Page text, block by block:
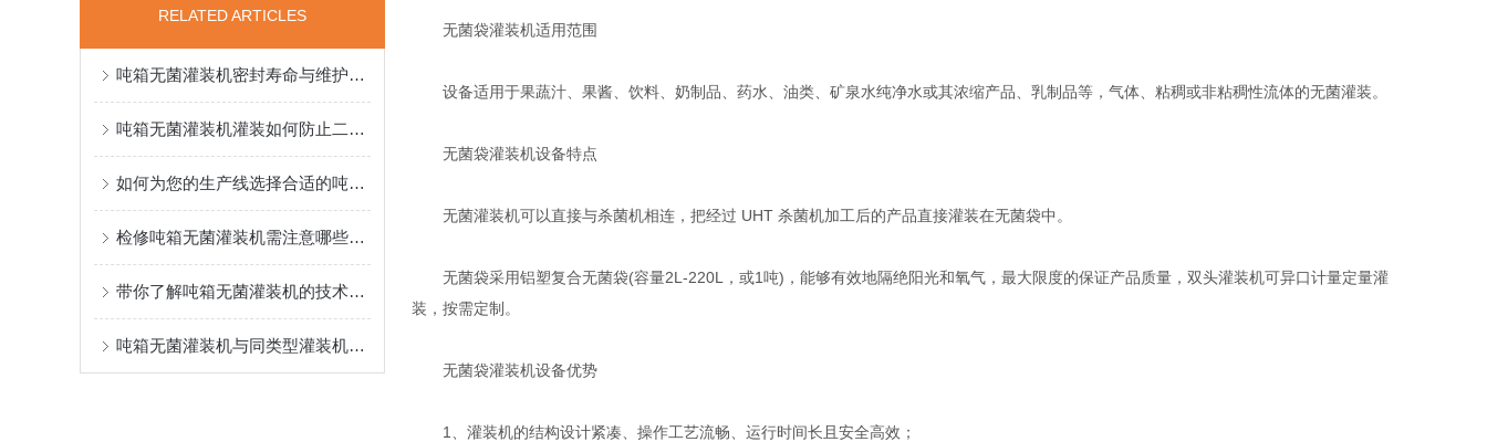
RELATED ARTICLES
吨箱无菌灌装机密封寿命与维护周期
吨箱无菌灌装机灌装如何防止二次污染？
如何为您的生产线选择合适的吨箱无菌灌装机？
检修吨箱无菌灌装机需注意哪些零部件？
带你了解吨箱无菌灌装机的技术特点
吨箱无菌灌装机与同类型灌装机的区别和优势介绍
无菌袋灌装机适用范围
设备适用于果蔬汁、果酱、饮料、奶制品、药水、油类、矿泉水纯净水或其浓缩产品、乳制品等，气体、粘稠或非粘稠性流体的无菌灌装。
无菌袋灌装机设备特点
无菌灌装机可以直接与杀菌机相连，把经过 UHT 杀菌机加工后的产品直接灌装在无菌袋中。
无菌袋采用铝塑复合无菌袋(容量2L-220L，或1吨)，能够有效地隔绝阳光和氧气，最大限度的保证产品质量，双头灌装机可异口计量定量灌
装，按需定制。
无菌袋灌装机设备优势
1、灌装机的结构设计紧凑、操作工艺流畅、运行时间长且安全高效；